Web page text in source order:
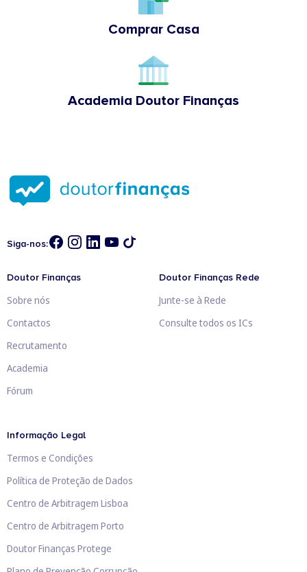
Comprar Casa
Academia Doutor Finanças
Siga-nos:
Doutor Finanças
Sobre nós
Contactos
Recrutamento
Academia
Fórum
Doutor Finanças Rede
Junte-se à Rede
Consulte todos os ICs
Informação Legal
Termos e Condições
Política de Proteção de Dados
Centro de Arbitragem Lisboa
Centro de Arbitragem Porto
Doutor Finanças Protege